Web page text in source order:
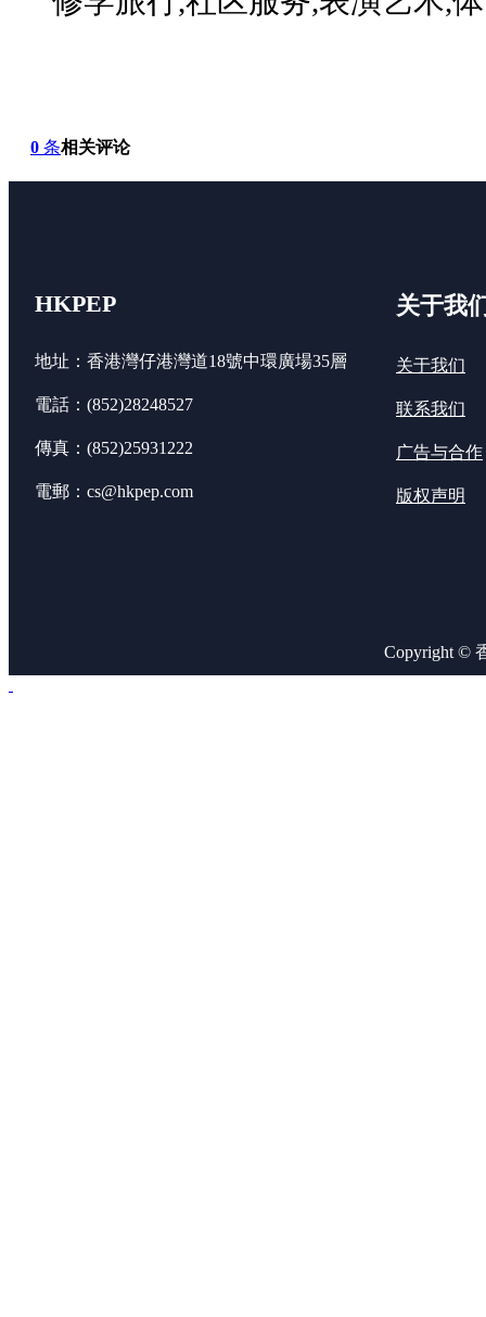
0 条相关评论
HKPEP
地址：香港灣仔港灣道18號中環廣場35層
電話：(852)28248527
傳真：(852)25931222
電郵：cs@hkpep.com
关于我
关于我们
联系我们
广告与合作
版权声明
Copyright ©